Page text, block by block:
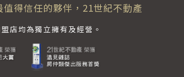
得信任的夥伴，21世紀不動產
均為獨立擁有及經營。